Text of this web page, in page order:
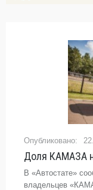
В «Автостате»
владельцев